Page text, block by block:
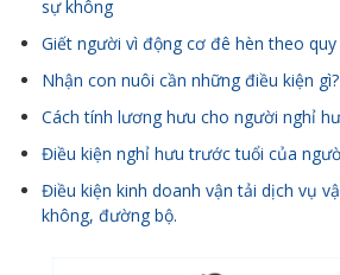
sự không
Giết người vì động cơ đê hèn theo
Nhận con nuôi cần những điều kiện
Cách tính lương hưu cho người nghỉ
Điều kiện nghỉ hưu trước tuổi của
Điều kiện kinh doanh vận tải dịch vụ
không, đường bộ.